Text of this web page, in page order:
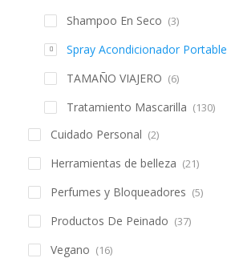
Shampoo En Seco (3)
Spray Acondicionador Portable
TAMAÑO VIAJERO (6)
Tratamiento Mascarilla (130)
Cuidado Personal (2)
Herramientas de belleza (21)
Perfumes y Bloqueadores (5)
Productos De Peinado (37)
Vegano (16)